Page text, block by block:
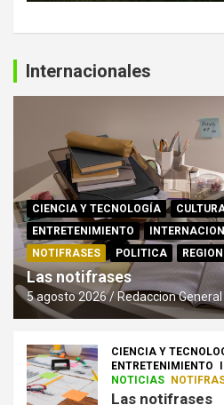
Internacionales
CIENCIA Y TECNOLOGÍA
ENTRETENIMIENTO
NOTIFRASES
POLITICA
Las notifrases
5 agosto 2026 Redaccion General
CIENCIA Y
ENTRETENIMIENTO
NOTICIAS
Las notifrases